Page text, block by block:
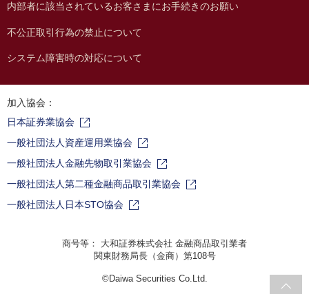
内部者に該当されているお客さまにお手続きのお願い
不公正取引行為の禁止について
システム障害時の対応について
加入協会：
日本証券業協会
一般社団法人資産運用業協会
一般社団法人金融先物取引業協会
一般社団法人第二種金融商品取引業協会
一般社団法人日本STO協会
商号等： 大和証券株式会社 金融商品取引業者
関東財務局長（金商）第108号
©Daiwa Securities Co.Ltd.